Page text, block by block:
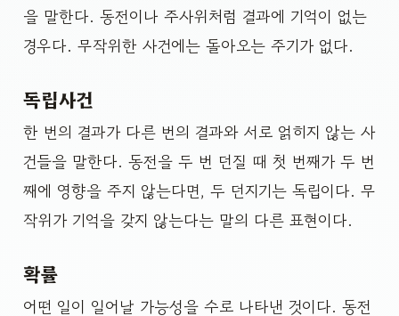
을 말한다. 동전이나 주사위처럼 결과에 기억이 없는
경우다. 무작위한 사건에는 돌아오는 주기가 없다.
독립사건
한 번의 결과가 다른 번의 결과와 서로 얽히지 않는 사
건들을 말한다. 동전을 두 번 던질 때 첫 번째가 두 번
째에 영향을 주지 않는다면, 두 던지기는 독립이다. 무
작위가 기억을 갖지 않는다는 말의 다른 표현이다.
확률
어떤 일이 일어날 가능성을 수로 나타낸 것이다. 동전